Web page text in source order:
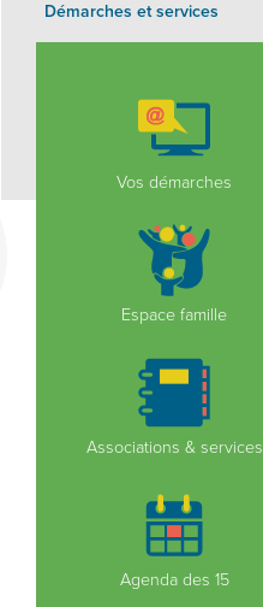
Démarches et services
Vos démarches
Espace famille
Associations & services
Agenda des 15